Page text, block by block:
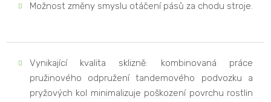
Možnost změny smyslu otáčení pásů za chodu stroje.
Vynikající kvalita sklizně: kombinovaná práce
pružinového odpružení tandemového podvozku a
pryžových kol minimalizuje poškození povrchu rostlin